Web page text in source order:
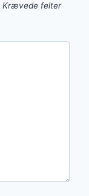
Krævede felter